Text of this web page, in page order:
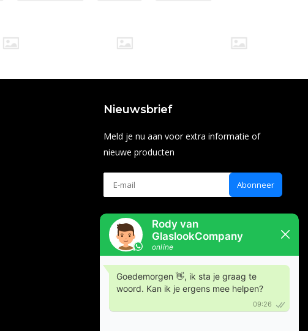
Nieuwsbrief
Meld je nu aan voor extra informatie of
nieuwe producten
Abonneer